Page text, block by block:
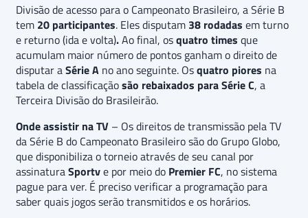
Divisão de acesso para o Campeonato Brasileiro, a Série B
tem 20 participantes. Eles disputam 38 rodadas em turno
e returno (ida e volta).Ao final, osquatro times que
acumulam maior número de pontos ganham o direito de
disputar aSérie A no ano seguinte. Osquatro piores na
tabela de classificaçãosão rebaixados para Série C, a
Terceira Divisão do Brasileirão.
Onde assistir na TV – Os direitos de transmissão pela TV
da Série B do Campeonato Brasileiro são do Grupo Globo,
que disponibiliza o torneio através de seu canal por
assinaturaSportve por meio do Premier FC, no sistema
pague para ver. É preciso verificar a programação para
saber quais jogos serão transmitidos e os horários.